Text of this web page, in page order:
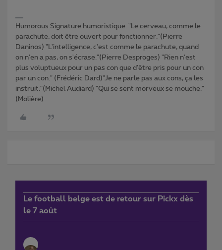
Humorous Signature humoristique. "Le cerveau, comme le
parachute, doit être ouvert pour fonctionner."(Pierre
Daninos) "L'intelligence, c'est comme le parachute, quand
on n'en a pas, on s'écrase."(Pierre Desproges) "Rien n'est
plus voluptueux pour un pas con que d'être pris pour un con
par un con." (Frédéric Dard)"Je ne parle pas aux cons, ça les
instruit."(Michel Audiard) "Qui se sent morveux se mouche."
(Molière)
Le football belge est de retour sur Pickx dès
le 7 août